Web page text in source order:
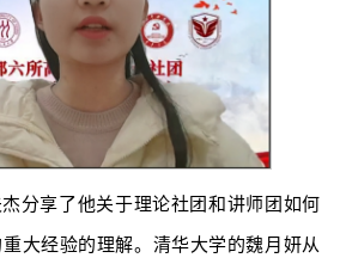
分享了他关于理论社团和讲师团如何
大经验的理解。清华大学的魏月妍从